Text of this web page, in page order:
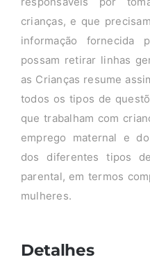
crianças, e que
informação fornecida
possam retirar linhas
as Crianças resume
todos os tipos de
que trabalham com
emprego maternal e
dos diferentes tipos
parental, em termos
mulheres.
Detalhes